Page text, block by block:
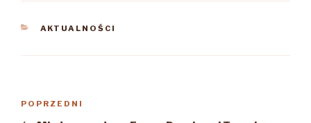
KATEGORIE
AKTUALNOŚCI
Poprzedni
POPRZEDNI